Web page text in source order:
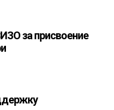
за присвоение